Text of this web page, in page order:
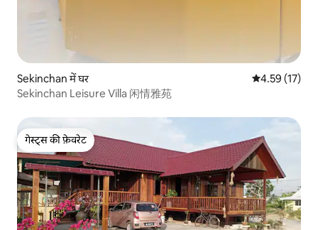
Sekinchan में घर औसत रेटिंग 5 में
4.59 (17)
Sekinchan Leisure Villa 闲情雅苑
गेस्ट्स की फ़ेवरेट
गेस्ट्स की फ़ेवरेट